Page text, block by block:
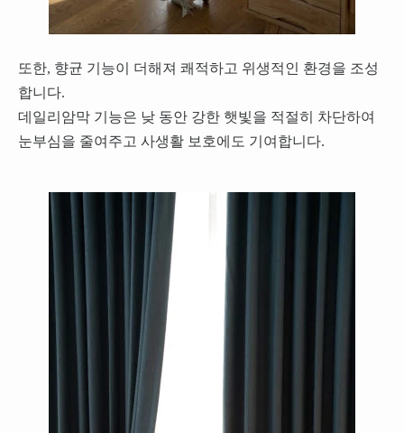
또한, 향균 기능이 더해져 쾌적하고 위생적인 환경을 조성
합니다.
데일리암막 기능은 낮 동안 강한 햇빛을 적절히 차단하여
눈부심을 줄여주고 사생활 보호에도 기여합니다.